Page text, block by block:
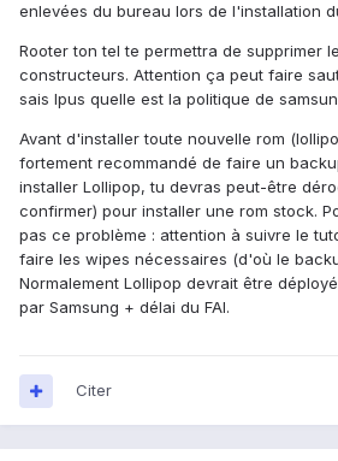
enlevées du bureau lors de l'installation
Rooter ton tel te permettra de supprimer
constructeurs. Attention ça peut faire
sais lpus quelle est la politique de
Avant d'installer toute nouvelle rom
fortement recommandé de faire un
installer Lollipop, tu devras peut-être
confirmer) pour installer une rom stock.
pas ce problème : attention à suivre le
faire les wipes nécessaires (d'où le
Normalement Lollipop devrait être
par Samsung + délai du FAI.
Citer